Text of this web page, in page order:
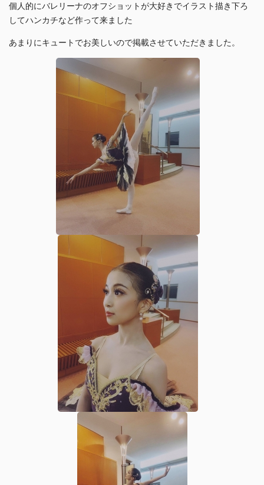
個人的にバレリーナのオフショットが大好きでイラスト描き下ろ
してハンカチなど作って来ました
あまりにキュートでお美しいので掲載させていただきました。